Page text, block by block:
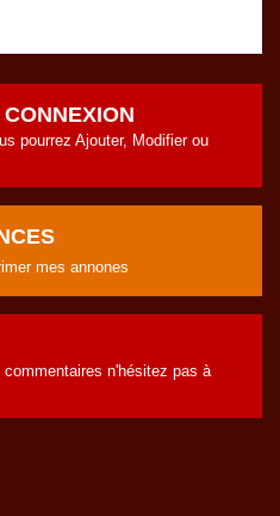
pourrez Ajouter, Modifier ou
mes annones
n'hésitez pas à